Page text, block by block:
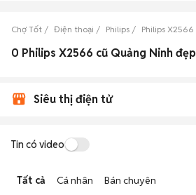
Chợ Tốt Điện thoại Philips Philips X2566
0 Philips X2566 cũ Quảng Ninh đẹp
Siêu thị điện tử
Tin có video
Tất cả Cá nhân Bán chuyên